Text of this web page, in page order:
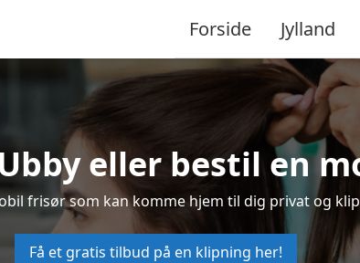
Forside Jylland
eller bestil en
frisør som kan komme hjem til dig privat og
Få et gratis tilbud på en klipning her!